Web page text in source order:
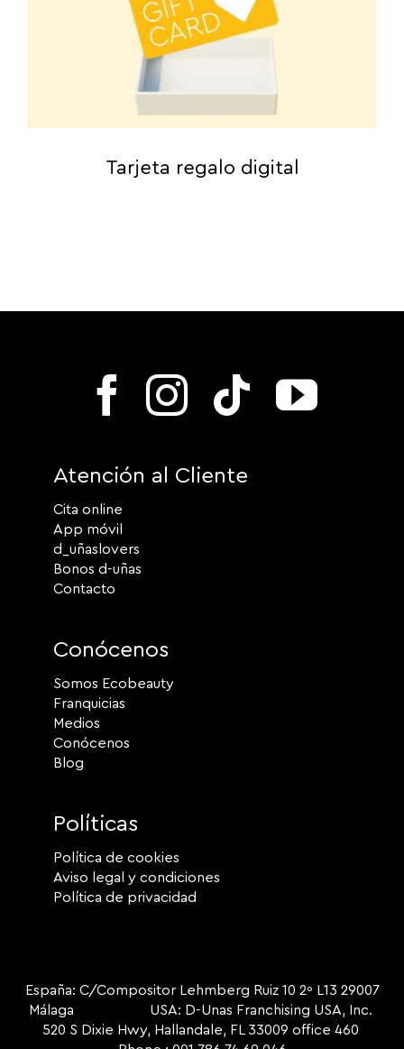
Tarjeta regalo digital
Atención al Cliente
Cita online
App móvil
d_uñaslovers
Bonos d-uñas
Contacto
Conócenos
Somos Ecobeauty
Franquicias
Medios
Conócenos
Blog
Políticas
Política de cookies
Aviso legal y condiciones
Política de privacidad
España: C/Compositor Lehmberg Ruiz 10 2º L13 29007
Málaga USA: D-Unas Franchising USA, Inc.
520 S Dixie Hwy, Hallandale, FL 33009 office 460